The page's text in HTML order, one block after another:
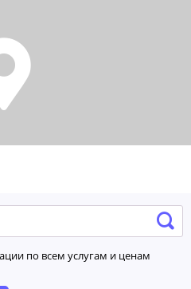
по всем услугам и ценам